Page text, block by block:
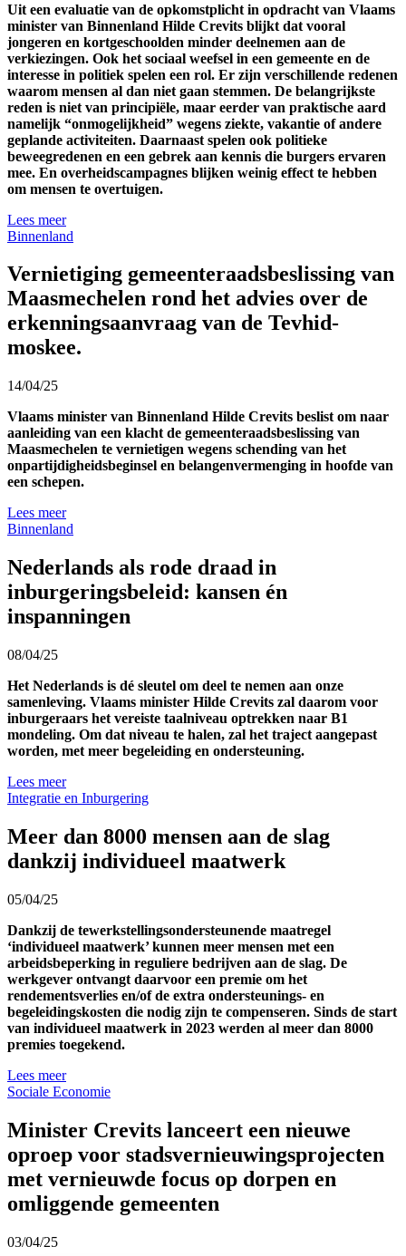
Uit een evaluatie van de opkomstplicht in opdracht van Vlaams
minister van Binnenland Hilde Crevits blijkt dat vooral
jongeren en kortgeschoolden minder deelnemen aan de
verkiezingen. Ook het sociaal weefsel in een gemeente en de
interesse in politiek spelen een rol. Er zijn verschillende redenen
waarom mensen al dan niet gaan stemmen. De belangrijkste
reden is niet van principiële, maar eerder van praktische aard
namelijk “onmogelijkheid” wegens ziekte, vakantie of andere
geplande activiteiten. Daarnaast spelen ook politieke
beweegredenen en een gebrek aan kennis die burgers ervaren
mee. En overheidscampagnes blijken weinig effect te hebben
om mensen te overtuigen.
Lees meer
Binnenland
Vernietiging gemeenteraadsbeslissing van
Maasmechelen rond het advies over de
erkenningsaanvraag van de Tevhid-
moskee.
14/04/25
Vlaams minister van Binnenland Hilde Crevits beslist om naar
aanleiding van een klacht de gemeenteraadsbeslissing van
Maasmechelen te vernietigen wegens schending van het
onpartijdigheidsbeginsel en belangenvermenging in hoofde van
een schepen.
Lees meer
Binnenland
Nederlands als rode draad in
inburgeringsbeleid: kansen én
inspanningen
08/04/25
Het Nederlands is dé sleutel om deel te nemen aan onze
samenleving. Vlaams minister Hilde Crevits zal daarom voor
inburgeraars het vereiste taalniveau optrekken naar B1
mondeling. Om dat niveau te halen, zal het traject aangepast
worden, met meer begeleiding en ondersteuning.
Lees meer
Integratie en Inburgering
Meer dan 8000 mensen aan de slag
dankzij individueel maatwerk
05/04/25
Dankzij de tewerkstellingsondersteunende maatregel
‘individueel maatwerk’ kunnen meer mensen met een
arbeidsbeperking in reguliere bedrijven aan de slag. De
werkgever ontvangt daarvoor een premie om het
rendementsverlies en/of de extra ondersteunings- en
begeleidingskosten die nodig zijn te compenseren. Sinds de start
van individueel maatwerk in 2023 werden al meer dan 8000
premies toegekend.
Lees meer
Sociale Economie
Minister Crevits lanceert een nieuwe
oproep voor stadsvernieuwingsprojecten
met vernieuwde focus op dorpen en
omliggende gemeenten
03/04/25